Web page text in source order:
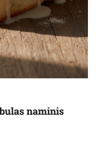
naminis